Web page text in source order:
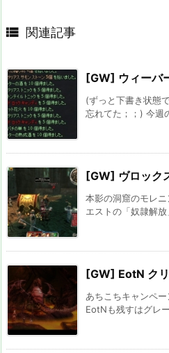
 関連記事
[GW] ウィーバ
(ずっと下書き状態
忘れてた；；) 今週
[GW] ヴロック
本影の洞窟のモレ
エストの「奴隷解
[GW] EotN ク
あちこちキャンペ
EotNも残すはグレ